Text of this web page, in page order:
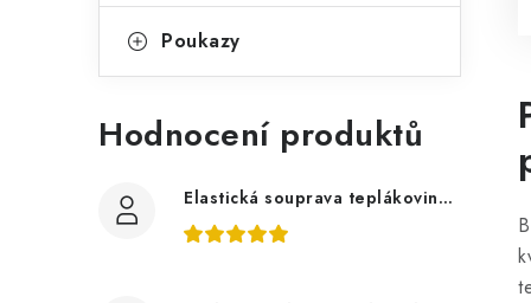
Poukazy
Hodnocení produktů
Elastická souprava teplákovina tmavě šedá, bagry